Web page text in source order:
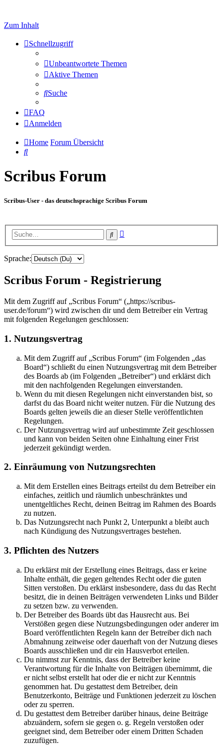
Zum Inhalt
Schnellzugriff
Unbeantwortete Themen
Aktive Themen
Suche
FAQ
Anmelden
Home Forum Übersicht
Suche
Scribus Forum
Scribus-User - das deutschsprachige Scribus Forum
Suche
Sprache:
Scribus Forum - Registrierung
Mit dem Zugriff auf „Scribus Forum“ („https://scribus-
user.de/forum“) wird zwischen dir und dem Betreiber ein Vertrag
mit folgenden Regelungen geschlossen:
1. Nutzungsvertrag
Mit dem Zugriff auf „Scribus Forum“ (im Folgenden „das
Board“) schließt du einen Nutzungsvertrag mit dem Betreiber
des Boards ab (im Folgenden „Betreiber“) und erklärst dich
mit den nachfolgenden Regelungen einverstanden.
Wenn du mit diesen Regelungen nicht einverstanden bist, so
darfst du das Board nicht weiter nutzen. Für die Nutzung des
Boards gelten jeweils die an dieser Stelle veröffentlichten
Regelungen.
Der Nutzungsvertrag wird auf unbestimmte Zeit geschlossen
und kann von beiden Seiten ohne Einhaltung einer Frist
jederzeit gekündigt werden.
2. Einräumung von Nutzungsrechten
Mit dem Erstellen eines Beitrags erteilst du dem Betreiber ein
einfaches, zeitlich und räumlich unbeschränktes und
unentgeltliches Recht, deinen Beitrag im Rahmen des Boards
zu nutzen.
Das Nutzungsrecht nach Punkt 2, Unterpunkt a bleibt auch
nach Kündigung des Nutzungsvertrages bestehen.
3. Pflichten des Nutzers
Du erklärst mit der Erstellung eines Beitrags, dass er keine
Inhalte enthält, die gegen geltendes Recht oder die guten
Sitten verstoßen. Du erklärst insbesondere, dass du das Recht
besitzt, die in deinen Beiträgen verwendeten Links und Bilder
zu setzen bzw. zu verwenden.
Der Betreiber des Boards übt das Hausrecht aus. Bei
Verstößen gegen diese Nutzungsbedingungen oder anderer im
Board veröffentlichten Regeln kann der Betreiber dich nach
Abmahnung zeitweise oder dauerhaft von der Nutzung dieses
Boards ausschließen und dir ein Hausverbot erteilen.
Du nimmst zur Kenntnis, dass der Betreiber keine
Verantwortung für die Inhalte von Beiträgen übernimmt, die
er nicht selbst erstellt hat oder die er nicht zur Kenntnis
genommen hat. Du gestattest dem Betreiber, dein
Benutzerkonto, Beiträge und Funktionen jederzeit zu löschen
oder zu sperren.
Du gestattest dem Betreiber darüber hinaus, deine Beiträge
abzuändern, sofern sie gegen o. g. Regeln verstoßen oder
geeignet sind, dem Betreiber oder einem Dritten Schaden
zuzufügen.